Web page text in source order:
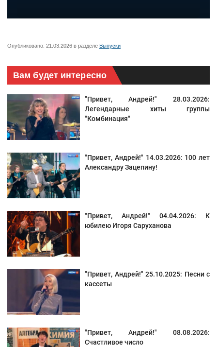
Опубликовано: 21.03.2026 в разделе Выпуски
Вам будет интересно
"Привет, Андрей!" 28.03.2026:
Легендарные хиты группы
"Комбинация"
"Привет, Андрей!" 14.03.2026: 100 лет
Александру Зацепину!
"Привет, Андрей!" 04.04.2026: К
юбилею Игоря Саруханова
"Привет, Андрей!" 25.10.2025: Песни с
кассеты
"Привет, Андрей!" 08.08.2026:
Счастливое число